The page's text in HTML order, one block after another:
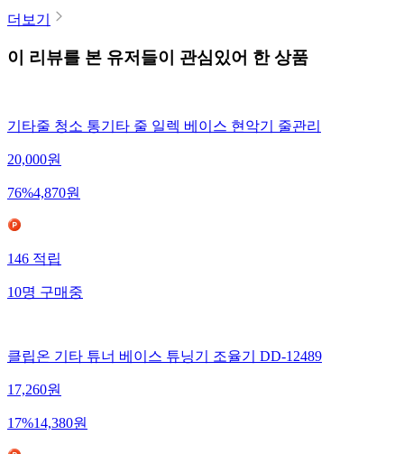
더보기
이 리뷰를 본 유저들이 관심있어 한 상품
기타줄 청소 통기타 줄 일렉 베이스 현악기 줄관리
20,000원
76%4,870원
146 적립
10명 구매중
클립온 기타 튜너 베이스 튜닝기 조율기 DD-12489
17,260원
17%14,380원